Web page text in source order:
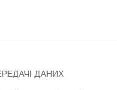
ДАНИХ